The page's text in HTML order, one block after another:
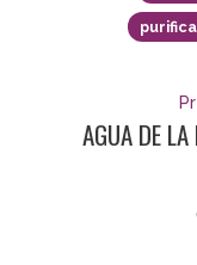
AGUA DE